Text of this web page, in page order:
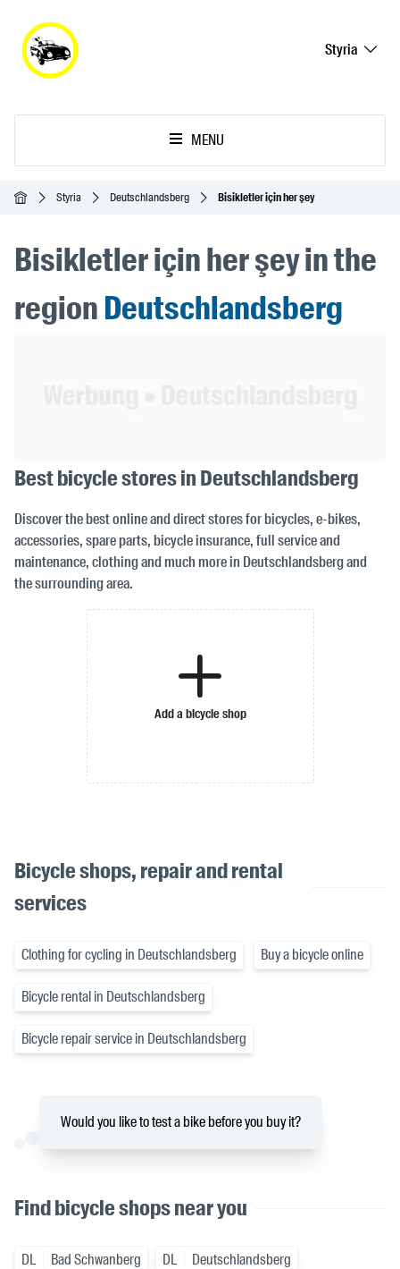
Styria
MENU
Ana SayfaStyria Deutschlandsberg Bisikletler için her şey
Bisikletler için her şey in the
regionDeutschlandsberg
Best bicycle stores in Deutschlandsberg
Discover the best online and direct stores for bicycles, e-bikes,
accessories, spare parts, bicycle insurance, full service and
maintenance, clothing and much more in Deutschlandsberg and
the surrounding area.
Add a bicycle shop
Bicycle shops, repair and rental
services
Clothing for cycling in Deutschlandsberg Buy a bicycle online
Bicycle rental in Deutschlandsberg
Bicycle repair service in Deutschlandsberg
Would you like to test a bike before you buy it?
Find bicycle shops near you
DL Bad Schwanberg DL Deutschlandsberg